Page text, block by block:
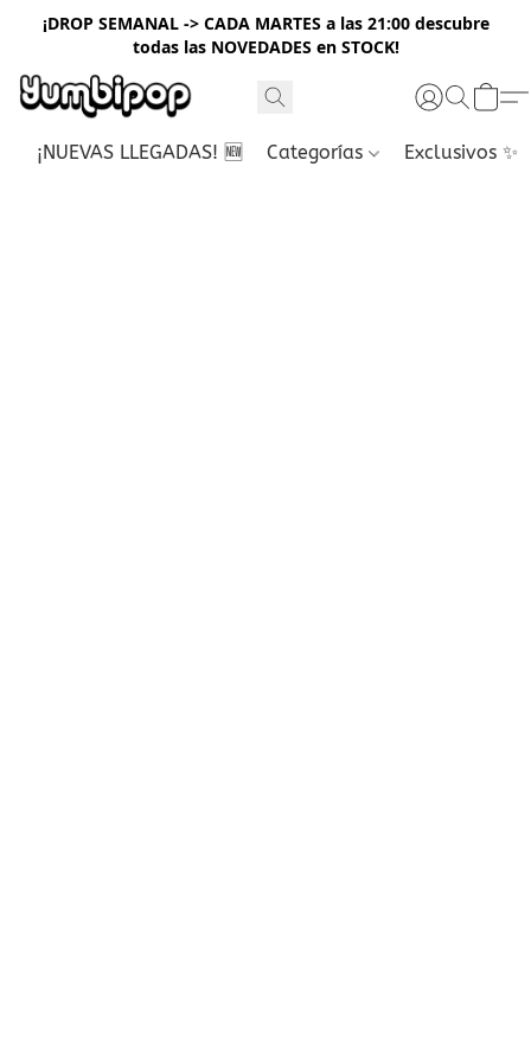
¡DROP SEMANAL -> CADA MARTES a las 21:00 descubre
todas las NOVEDADES en STOCK!
¡NUEVAS LLEGADAS! 🆕 Categorías Exclusivos ✨